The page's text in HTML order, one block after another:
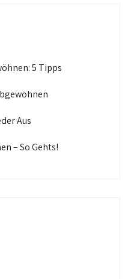
5 Tipps
Aus
– So Gehts!